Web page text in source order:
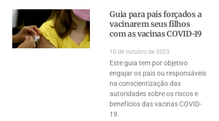
Guia para pais forçados a
vacinarem seus filhos
com as vacinas COVID-19
10 de outubro de 2023
Este guia tem por objetivo
engajar os pais ou responsáveis
na conscientização das
autoridades sobre os riscos e
benefícios das vacinas COVID-
19.